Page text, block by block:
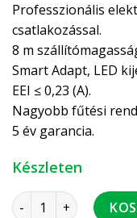
Professzionális
csatlakozással.
8 m
Smart Adapt, LED
EEI ≤ 0,23 (A).
Nagyobb fűtési
5 év garancia.
Készleten
Wita Go.max 32-80-